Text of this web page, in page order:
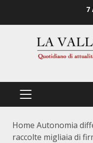
7
PRIMÄRES
Home Autonomia
raccolte migliaia di